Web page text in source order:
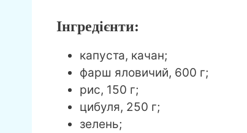
Інгредієнти:
капуста, качан;
фарш яловичий, 600 г;
рис, 150 г;
цибуля, 250 г;
зелень;